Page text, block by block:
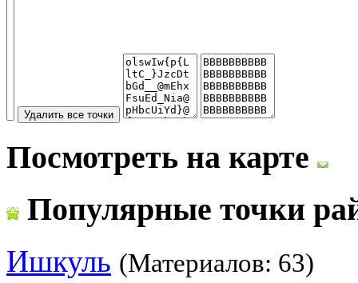
Посмотреть на карте
Популярные точки
Ишкуль (Материалов: 63)